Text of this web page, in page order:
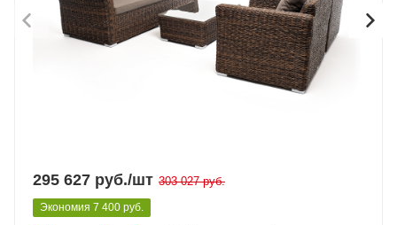
295 627 руб./шт 303 027руб.
Экономия 7 400 руб.